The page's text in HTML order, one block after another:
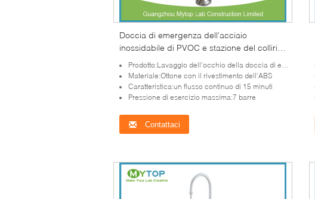
Doccia di emergenza dell'acciaio
inossidabile di PVOC e stazione del collirio
per industria chimica
Prodotto:Lavaggio dell'occhio della doccia di emergenza
Materiale:Ottone con il rivestimento dell'ABS
Caratteristica:un flusso continuo di 15 minuti
Pressione di esercizio massima:7 barre
Contattaci